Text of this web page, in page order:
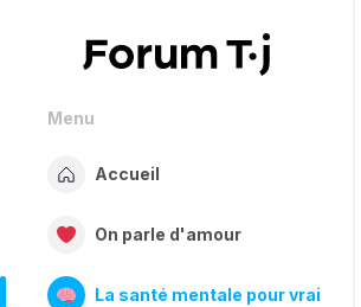
Menu
Accueil
On parle d'amour
La santé mentale pour vrai